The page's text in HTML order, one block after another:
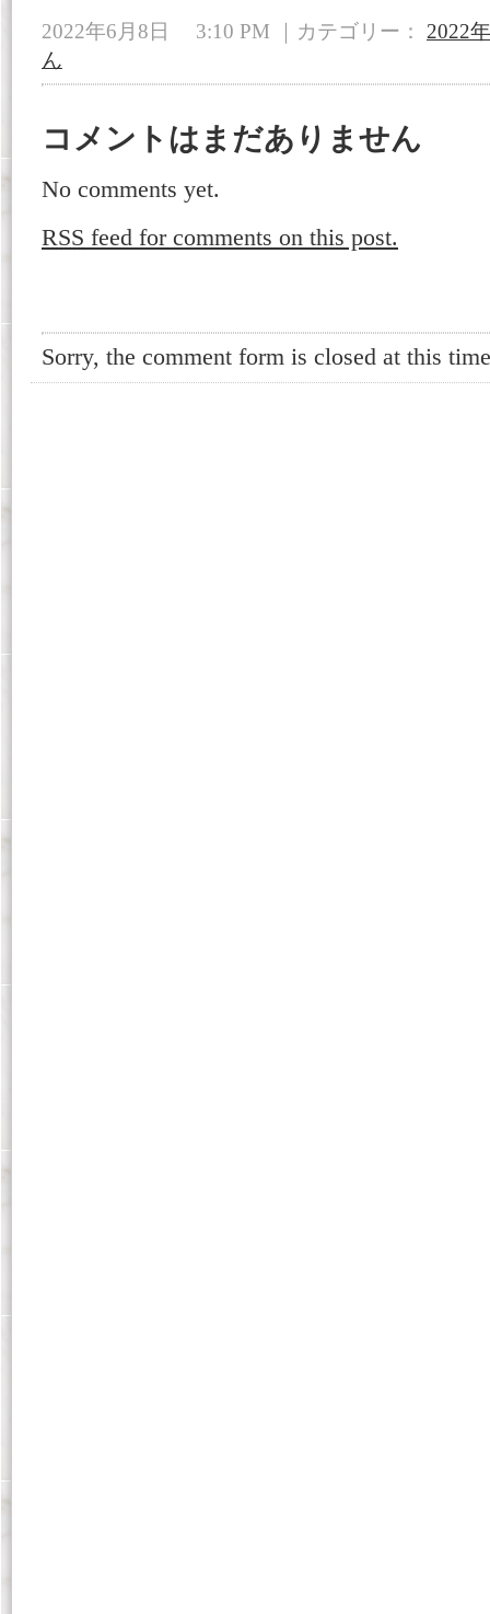
2022年6月8日 3:10 PM ｜カテゴリー： 2022年
ん
コメントはまだありません
No comments yet.
RSS feed for comments on this post.
Sorry, the comment form is closed at this